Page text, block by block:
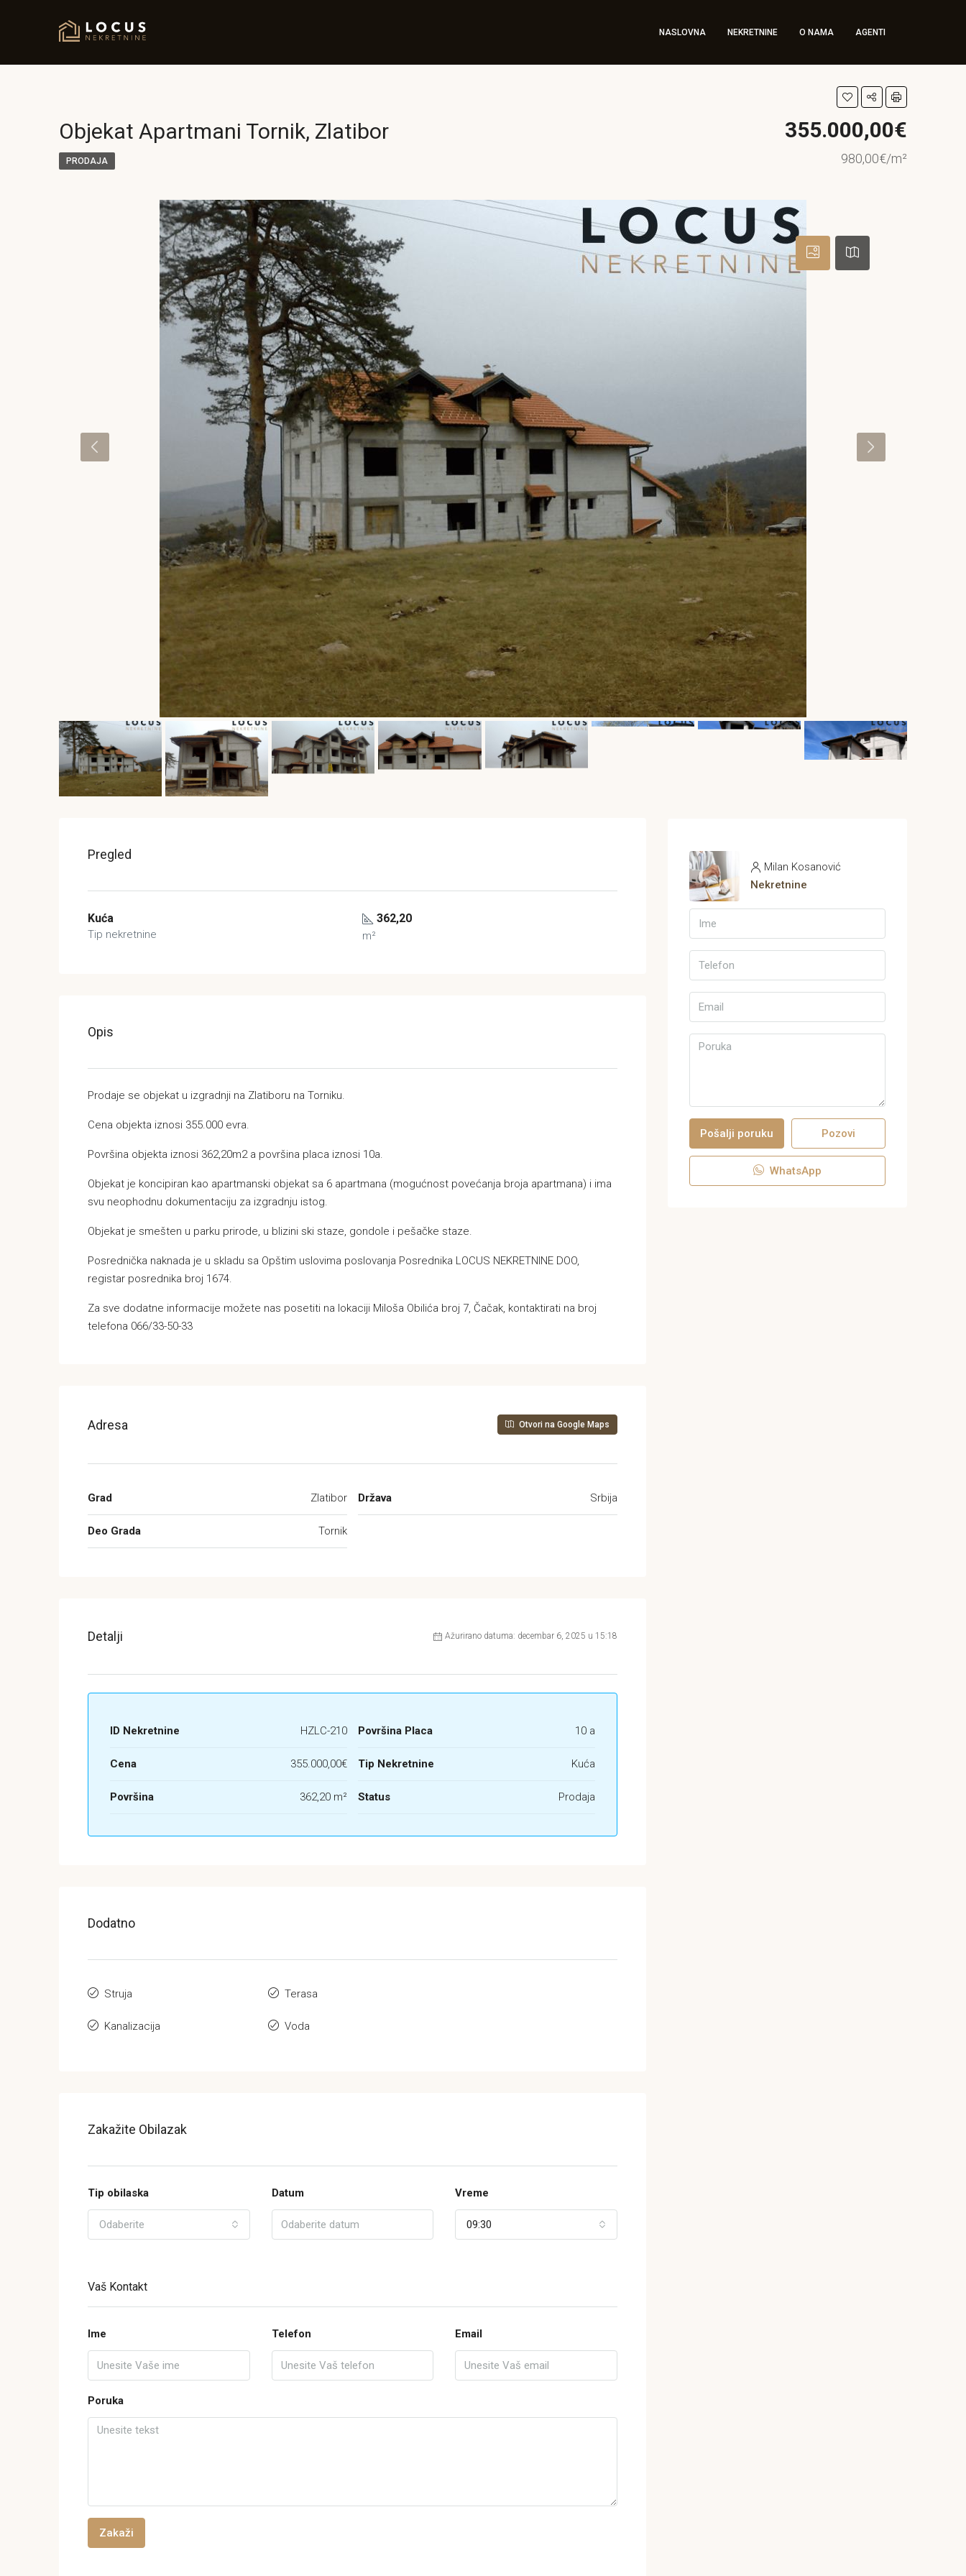
NASLOVNA NEKRETNINE O NAMA AGENTI
Objekat Apartmani Tornik, Zlatibor 355.000,00€
980,00€/m²
PRODAJA
Pregled
Kuća
Tip nekretnine
362,20
m²
Opis
Prodaje se objekat u izgradnji na Zlatiboru na Torniku.
Cena objekta iznosi 355.000 evra.
Površina objekta iznosi 362,20m2 a površina placa iznosi 10a.
Objekat je koncipiran kao apartmanski objekat sa 6 apartmana (mogućnost povećanja broja apartmana) i ima
svu neophodnu dokumentaciju za izgradnju istog.
Objekat je smešten u parku prirode, u blizini ski staze, gondole i pešačke staze.
Posrednička naknada je u skladu sa Opštim uslovima poslovanja Posrednika LOCUS NEKRETNINE DOO,
registar posrednika broj 1674.
Za sve dodatne informacije možete nas posetiti na lokaciji Miloša Obilića broj 7, Čačak, kontaktirati na broj
telefona 066/33-50-33
Adresa Otvori na Google Maps
Grad Zlatibor
Deo Grada Tornik
Država Srbija
Detalji Ažurirano datuma: decembar 6, 2025 u 15:18
ID Nekretnine HZLC-210
Cena 355.000,00€
Površina 362,20 m²
Površina Placa 10 a
Tip Nekretnine Kuća
Status Prodaja
Dodatno
Struja
Kanalizacija
Terasa
Voda
Zakažite Obilazak
Tip obilaska
Odaberite
Datum Vreme
09:30
Vaš Kontakt
Ime Telefon Email
Poruka
Zakaži
Milan Kosanović
Nekretnine
Pošalji poruku Pozovi
WhatsApp